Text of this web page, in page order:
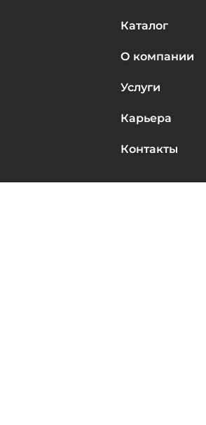
Каталог
О компании
Услуги
Карьера
Контакты